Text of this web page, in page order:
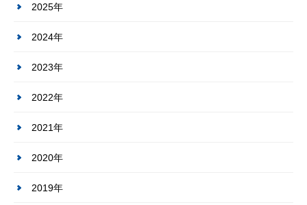
2025年
2024年
2023年
2022年
2021年
2020年
2019年